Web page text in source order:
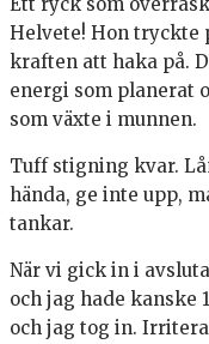
Ett ryck som
Helvete! Hon tryckte
kraften att haka på.
energi som planerat
som växte i munnen.
Tuff stigning kvar.
hända, ge inte upp,
tankar.
När vi gick in i
och jag hade kanske
och jag tog in.